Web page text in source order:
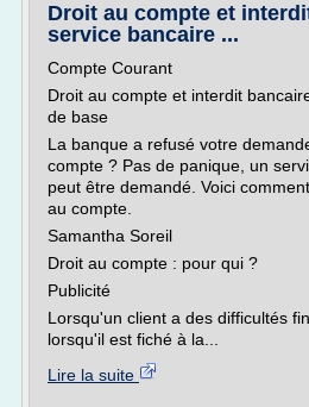
Droit au compte et
service bancaire ...
Compte Courant
Droit au compte et interdit
de base
La banque a refusé votre
compte ? Pas de panique, un
peut être demandé. Voici
au compte.
Samantha Soreil
Droit au compte : pour qui ?
Publicité
Lorsqu'un client a des difficultés
lorsqu'il est fiché à la...
Lire la suite